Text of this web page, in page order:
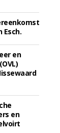
Esch.
en
en